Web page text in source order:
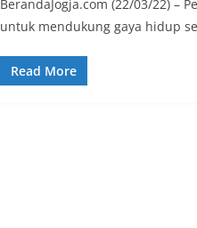
BerandaJogja.com (22/03/22) –
untuk mendukung gaya hidup
Read More